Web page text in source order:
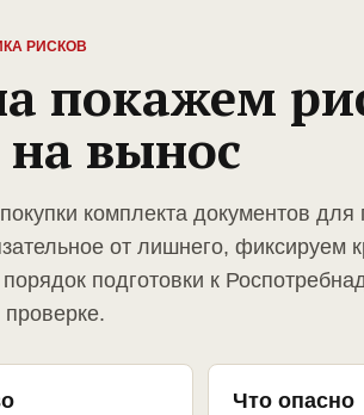
РИСКОВ
покажем
вынос
комплекта документов
от лишнего, фиксируем
подготовки к
Что опасно